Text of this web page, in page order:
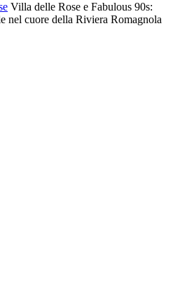
Villa delle Rose e Fabulous 90s:
nel cuore della Riviera Romagnola